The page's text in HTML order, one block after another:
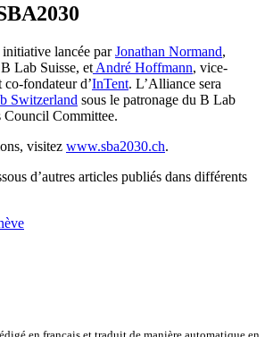
lancée parJonathan Normand,
Lab Suisse, et André Hoffmann, vice-
co-fondateur d’InTent. L’Alliance sera
Switzerland sous le patronage du B Lab
Council Committee.
visitez www.sba2030.ch.
d’autres articles publiés dans différents